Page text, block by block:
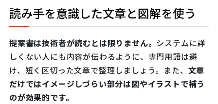
読み手を意識した文章と図解を使う
提案書は技術者が読むとは限りません。 システムに詳
しくない人にも内容が伝わるように、専門用語は避
け、短く区切った文章で整理しましょう。また、 文章
だけではイメージしづらい部分は図やイラストで補う
のが効果的です。